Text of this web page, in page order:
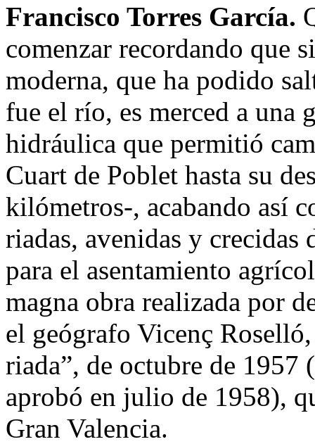
Francisco Torres García.
comenzar recordando que
moderna, que ha podido
fue el río, es merced a una
hidráulica que permitió
Cuart de Poblet hasta su
kilómetros-, acabando así
riadas, avenidas y
para el asentamiento
magna obra realizada por
el geógrafo Vicenç
riada”, de octubre de
aprobó en julio de 1958),
Gran Valencia.